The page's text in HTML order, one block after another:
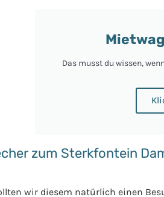
Das musst du wissen,
zum Sterkfontein
wir diesem natürlich einen